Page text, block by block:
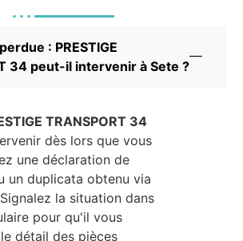
: PRESTIGE
34 peut-il intervenir à Sete ?
TRANSPORT 34
dès lors que vous
une déclaration de
un duplicata obtenu via
la situation dans
pour qu'il vous
détail des pièces